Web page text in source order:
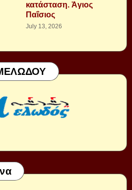
κατάσταση. Ἁγιος
Παΐσιος
July 13, 2026